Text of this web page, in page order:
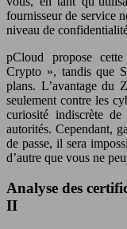
fournisseur de service
niveau de
pCloud propose
Crypto », tandis que
plans. L’avantage du
seulement contre les
curiosité indiscrète
autorités. Cependant,
de passe, il sera
d’autre que vous ne
Analyse des
II